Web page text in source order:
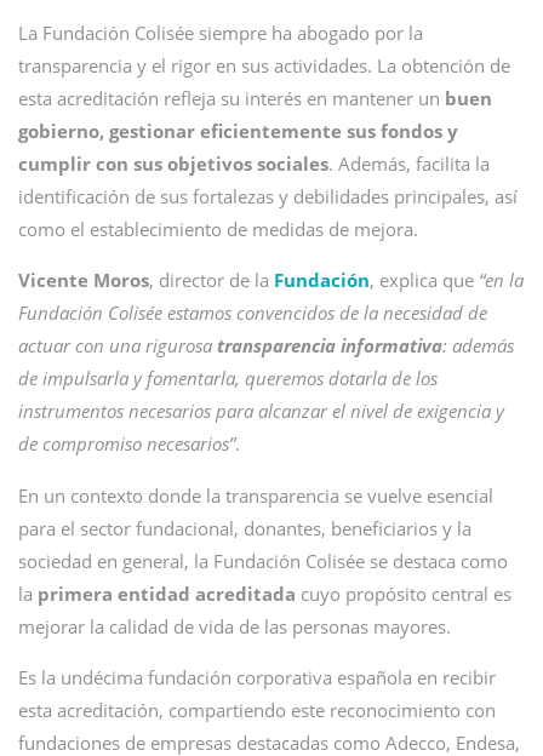
La Fundación Colisée siempre ha abogado por la
transparencia y el rigor en sus actividades. La obtención de
esta acreditación refleja su interés en mantener un buen
gobierno, gestionar eficientemente sus fondos y
cumplir con sus objetivos sociales. Además, facilita la
identificación de sus fortalezas y debilidades principales, así
como el establecimiento de medidas de mejora.
Vicente Moros, director de la Fundación, explica que “en la
Fundación Colisée estamos convencidos de la necesidad de
actuar con una rigurosa transparencia informativa: además
de impulsarla y fomentarla, queremos dotarla de los
instrumentos necesarios para alcanzar el nivel de exigencia y
de compromiso necesarios”.
En un contexto donde la transparencia se vuelve esencial
para el sector fundacional, donantes, beneficiarios y la
sociedad en general, la Fundación Colisée se destaca como
la primera entidad acreditada cuyo propósito central es
mejorar la calidad de vida de las personas mayores.
Es la undécima fundación corporativa española en recibir
esta acreditación, compartiendo este reconocimiento con
fundaciones de empresas destacadas como Adecco, Endesa,